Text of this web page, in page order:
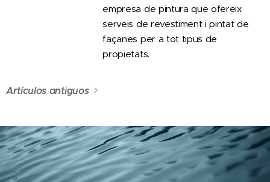
empresa de pintura que ofereix
serveis de revestiment i pintat de
façanes per a tot tipus de
propietats.
Artículos antiguos